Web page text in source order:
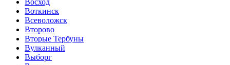
Воткинск
Всеволожск
Второво
Вторые Тербуны
Вулканный
Выборг